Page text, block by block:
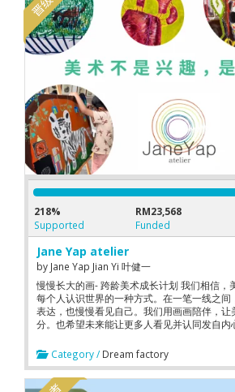
218%
Supported
RM23,568
Funded
Jane Yap atelier
by Jane Yap Jian Yi 叶健一
慢慢长大的画- 跨龄美术成长计划 我们相信，
每个人认识世界的一种方式。在一笔一线之间
表达，也慢慢看见自己。我们用画画陪伴，让
分。也希望未来能让更多人看见并认同发自内
Category / Dream factory